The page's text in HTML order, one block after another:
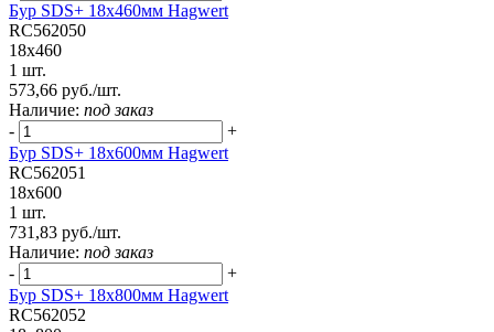
Бур SDS+ 18х460мм Hagwert
RC562050
18x460
1 шт.
573,66 руб./шт.
Наличие: под заказ
-
+
Бур SDS+ 18х600мм Hagwert
RC562051
18x600
1 шт.
731,83 руб./шт.
Наличие: под заказ
-
+
Бур SDS+ 18х800мм Hagwert
RC562052